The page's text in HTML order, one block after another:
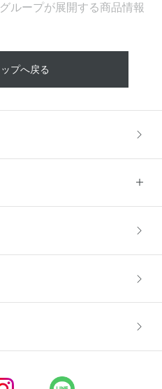
ループが展開する商品情報
プへ戻る